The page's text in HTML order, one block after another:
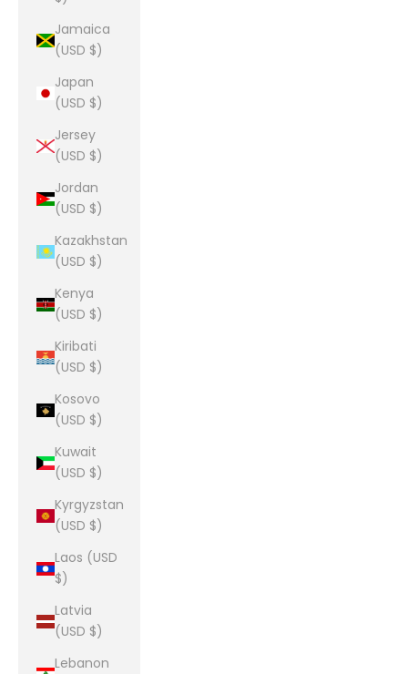
Jamaica
(USD $)
Japan
(USD $)
Jersey
(USD $)
Jordan
(USD $)
Kazakhstan
(USD $)
Kenya
(USD $)
Kiribati
(USD $)
Kosovo
(USD $)
Kuwait
(USD $)
Kyrgyzstan
(USD $)
Laos (USD
$)
Latvia
(USD $)
Lebanon